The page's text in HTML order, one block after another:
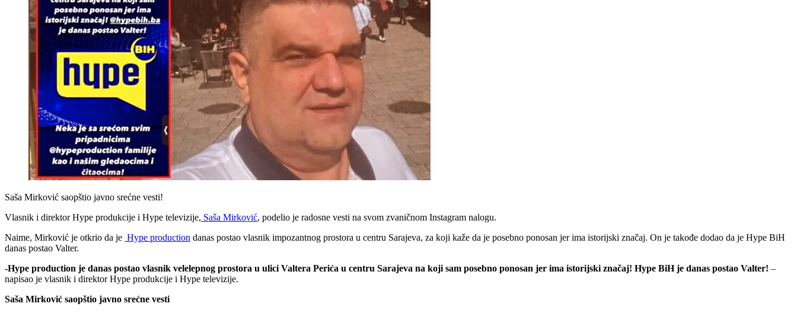
Saša Mirković saopštio javno srećne vesti!
Vlasnik i direktor Hype produkcije i Hype televizije, Saša Mirković, podelio je radosne vesti na svom zvaničnom Instagram nalogu.
Naime, Mirković je otkrio da je Hype production danas postao vlasnik impozantnog prostora u centru Sarajeva, za koji kaže da je posebno ponosan jer ima istorijski značaj. On je takođe dodao da je Hype BiH
danas postao Valter.
-Hype production je danas postao vlasnik velelepnog prostora u ulici Valtera Perića u centru Sarajeva na koji sam posebno ponosan jer ima istorijski značaj! Hype BiH je danas postao Valter! –
napisao je vlasnik i direktor Hype produkcije i Hype televizije.
Saša Mirković saopštio javno srećne vesti